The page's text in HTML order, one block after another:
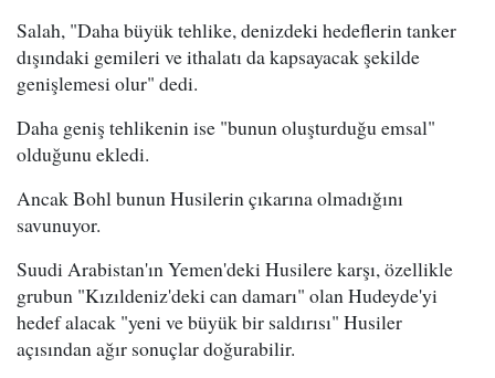
Salah, "Daha büyük tehlike, denizdeki hedeflerin tanker
dışındaki gemileri ve ithalatı da kapsayacak şekilde
genişlemesi olur" dedi.
Daha geniş tehlikenin ise "bunun oluşturduğu emsal"
olduğunu ekledi.
Ancak Bohl bunun Husilerin çıkarına olmadığını
savunuyor.
Suudi Arabistan'ın Yemen'deki Husilere karşı, özellikle
grubun "Kızıldeniz'deki can damarı" olan Hudeyde'yi
hedef alacak "yeni ve büyük bir saldırısı" Husiler
açısından ağır sonuçlar doğurabilir.